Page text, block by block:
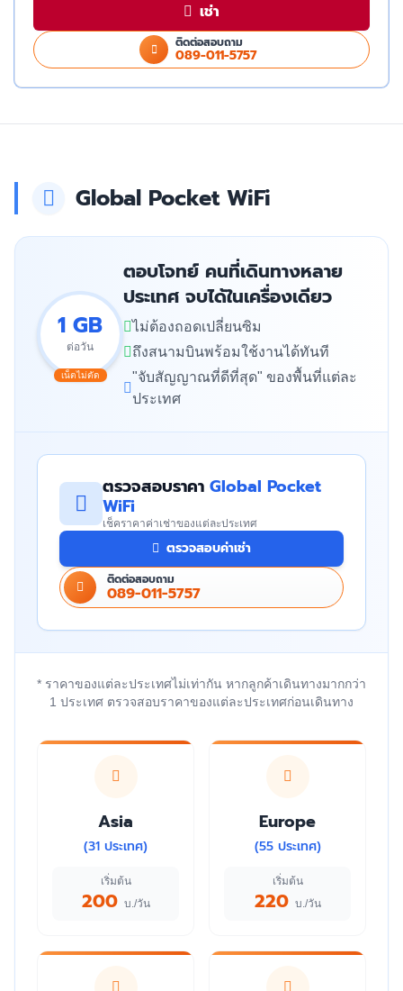
เช่า
ติดต่อสอบถาม
089-011-5757
Global Pocket WiFi
1 GB
ต่อวัน
เน็ตไม่ตัด
ตอบโจทย์ คนที่เดินทางหลาย
ประเทศ จบได้ในเครื่องเดียว
ไม่ต้องถอดเปลี่ยนซิม
ถึงสนามบินพร้อมใช้งานได้ทันที
"จับสัญญาณที่ดีที่สุด" ของพื้นที่แต่ละ
ประเทศ
ตรวจสอบราคา Global Pocket
WiFi
เช็คราคาค่าเช่าของแต่ละประเทศ
ตรวจสอบค่าเช่า
ติดต่อสอบถาม
089-011-5757
* ราคาของแต่ละประเทศไม่เท่ากัน หากลูกค้าเดินทางมากกว่า
1 ประเทศ ตรวจสอบราคาของแต่ละประเทศก่อนเดินทาง
Asia
(31 ประเทศ)
เริ่มต้น
200 บ./วัน
Europe
(55 ประเทศ)
เริ่มต้น
220 บ./วัน